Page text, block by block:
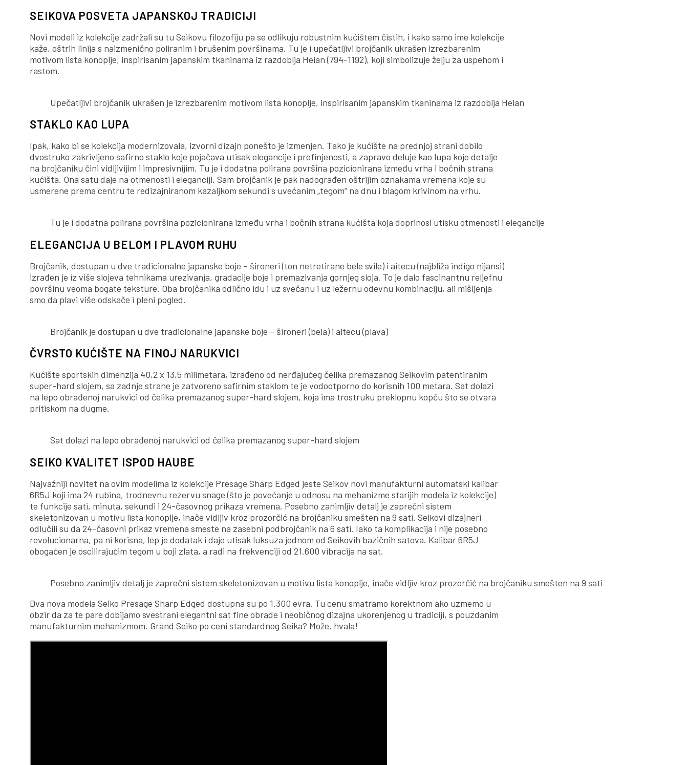
SEIKOVA POSVETA JAPANSKOJ TRADICIJI
Novi modeli iz kolekcije zadržali su tu Seikovu filozofiju pa se odlikuju robustnim kućištem čistih, i kako samo ime kolekcije
kaže, oštrih linija s naizmenično poliranim i brušenim površinama. Tu je i upečatljivi brojčanik ukrašen izrezbarenim
motivom lista konoplje, inspirisanim japanskim tkaninama iz razdoblja Heian (794-1192), koji simbolizuje želju za uspehom i
rastom.
Upečatljivi brojčanik ukrašen je izrezbarenim motivom lista konoplje, inspirisanim japanskim tkaninama iz razdoblja Heian
STAKLO KAO LUPA
Ipak, kako bi se kolekcija modernizovala, izvorni dizajn ponešto je izmenjen. Tako je kućište na prednjoj strani dobilo
dvostruko zakrivljeno safirno staklo koje pojačava utisak elegancije i prefinjenosti, a zapravo deluje kao lupa koje detalje
na brojčaniku čini vidljivijim i impresivnijim. Tu je i dodatna polirana površina pozicionirana između vrha i bočnih strana
kućišta. Ona satu daje na otmenosti i eleganciji. Sam brojčanik je pak nadograđen oštrijim oznakama vremena koje su
usmerene prema centru te redizajniranom kazaljkom sekundi s uvećanim „tegom“ na dnu i blagom krivinom na vrhu.
Tu je i dodatna polirana površina pozicionirana između vrha i bočnih strana kućišta koja doprinosi utisku otmenosti i elegancije
ELEGANCIJA U BELOM I PLAVOM RUHU
Brojčanik, dostupan u dve tradicionalne japanske boje – široneri (ton netretirane bele svile) i aitecu (najbliža indigo nijansi)
izrađen je iz više slojeva tehnikama urezivanja, gradacije boje i premazivanja gornjeg sloja. To je dalo fascinantnu reljefnu
površinu veoma bogate teksture. Oba brojčanika odlično idu i uz svečanu i uz ležernu odevnu kombinaciju, ali mišljenja
smo da plavi više odskače i pleni pogled.
Brojčanik je dostupan u dve tradicionalne japanske boje – široneri (bela) i aitecu (plava)
ČVRSTO KUĆIŠTE NA FINOJ NARUKVICI
Kućište sportskih dimenzija 40,2 x 13,5 milimetara, izrađeno od nerđajućeg čelika premazanog Seikovim patentiranim
super-hard slojem, sa zadnje strane je zatvoreno safirnim staklom te je vodootporno do korisnih 100 metara. Sat dolazi
na lepo obrađenoj narukvici od čelika premazanog super-hard slojem, koja ima trostruku preklopnu kopču što se otvara
pritiskom na dugme.
Sat dolazi na lepo obrađenoj narukvici od čelika premazanog super-hard slojem
SEIKO KVALITET ISPOD HAUBE
Najvažniji novitet na ovim modelima iz kolekcije Presage Sharp Edged jeste Seikov novi manufakturni automatski kalibar
6R5J koji ima 24 rubina, trodnevnu rezervu snage (što je povećanje u odnosu na mehanizme starijih modela iz kolekcije)
te funkcije sati, minuta, sekundi i 24-časovnog prikaza vremena. Posebno zanimljiv detalj je zaprečni sistem
skeletonizovan u motivu lista konoplje, inače vidljiv kroz prozorčić na brojčaniku smešten na 9 sati. Seikovi dizajneri
odlučili su da 24-časovni prikaz vremena smeste na zasebni podbrojčanik na 6 sati. Iako ta komplikacija i nije posebno
revolucionarna, pa ni korisna, lep je dodatak i daje utisak luksuza jednom od Seikovih bazičnih satova. Kalibar 6R5J
obogaćen je oscilirajućim tegom u boji zlata, a radi na frekvenciji od 21.600 vibracija na sat.
Posebno zanimljiv detalj je zaprečni sistem skeletonizovan u motivu lista konoplje, inače vidljiv kroz prozorčić na brojčaniku smešten na 9 sati
Dva nova modela Seiko Presage Sharp Edged dostupna su po 1.300 evra. Tu cenu smatramo korektnom ako uzmemo u
obzir da za te pare dobijamo svestrani elegantni sat fine obrade i neobičnog dizajna ukorenjenog u tradiciji, s pouzdanim
manufakturnim mehanizmom. Grand Seiko po ceni standardnog Seika? Može, hvala!